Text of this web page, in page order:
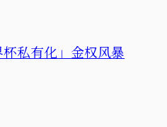
私有化」金权风暴